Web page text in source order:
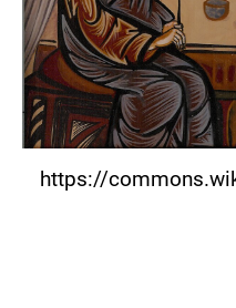
https://